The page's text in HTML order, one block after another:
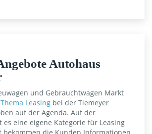
Autohaus
und Gebrauchtwagen Markt
Thema Leasing bei der Tiemeyer
auf der Agenda. Auf der
es eine eigene Kategorie für Leasing